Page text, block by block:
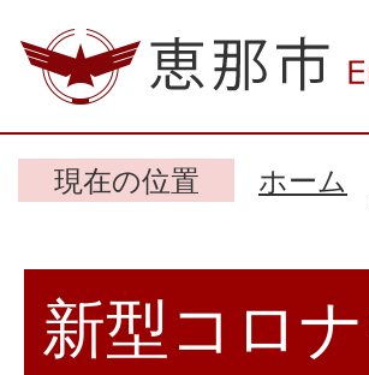
現在の位置 ホーム
新型コロ